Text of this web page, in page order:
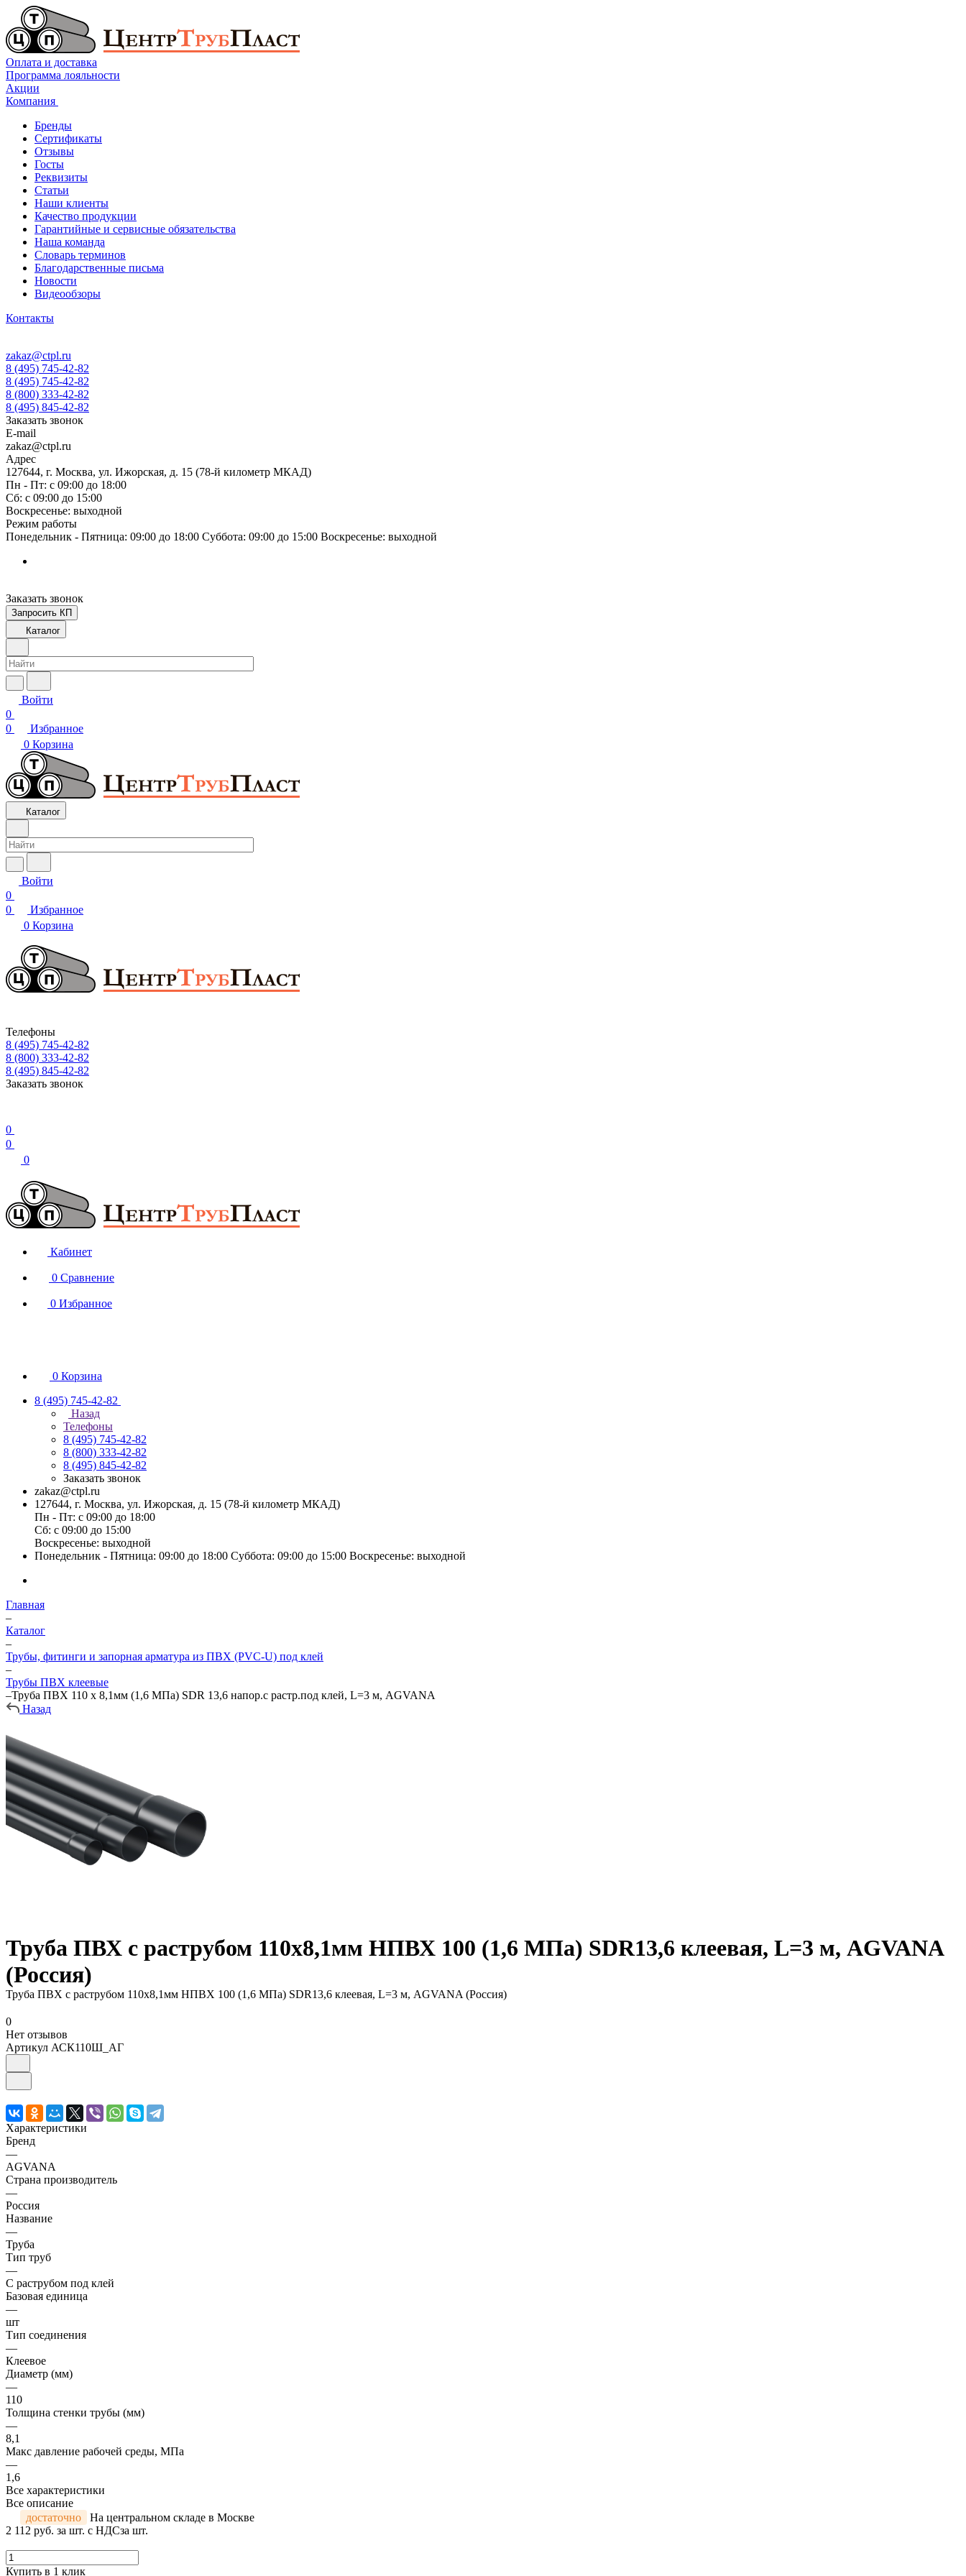
Оплата и доставка
Программа лояльности
Акции
Компания
Бренды
Сертификаты
Отзывы
Госты
Реквизиты
Статьи
Наши клиенты
Качество продукции
Гарантийные и сервисные обязательства
Наша команда
Словарь терминов
Благодарственные письма
Новости
Видеообзоры
Контакты
zakaz@ctpl.ru
8 (495) 745-42-82
8 (495) 745-42-82
8 (800) 333-42-82
8 (495) 845-42-82
Заказать звонок
E-mail
zakaz@ctpl.ru
Адрес
127644, г. Москва, ул. Ижорская, д. 15 (78-й километр МКАД)
Пн - Пт: с 09:00 до 18:00
Сб: с 09:00 до 15:00
Воскресенье: выходной
Режим работы
Понедельник - Пятница: 09:00 до 18:00 Суббота: 09:00 до 15:00 Воскресенье: выходной
Заказать звонок
Запросить КП
Каталог
Войти
0
0
Избранное
0 Корзина
Каталог
Войти
0
0
Избранное
0 Корзина
Телефоны
8 (495) 745-42-82
8 (800) 333-42-82
8 (495) 845-42-82
Заказать звонок
0
0
0
Кабинет
0 Сравнение
0 Избранное
0 Корзина
8 (495) 745-42-82
Назад
Телефоны
8 (495) 745-42-82
8 (800) 333-42-82
8 (495) 845-42-82
Заказать звонок
zakaz@ctpl.ru
127644, г. Москва, ул. Ижорская, д. 15 (78-й километр МКАД)
Пн - Пт: с 09:00 до 18:00
Сб: с 09:00 до 15:00
Воскресенье: выходной
Понедельник - Пятница: 09:00 до 18:00 Суббота: 09:00 до 15:00 Воскресенье: выходной
Главная
–
Каталог
–
Трубы, фитинги и запорная арматура из ПВХ (PVC-U) под клей
–
Трубы ПВХ клеевые
–Труба ПВХ 110 х 8,1мм (1,6 МПа) SDR 13,6 напор.с растр.под клей, L=3 м, AGVANA
Назад
Труба ПВХ с раструбом 110х8,1мм НПВХ 100 (1,6 МПа) SDR13,6 клеевая, L=3 м, AGVANA
(Россия)
Труба ПВХ с раструбом 110х8,1мм НПВХ 100 (1,6 МПа) SDR13,6 клеевая, L=3 м, AGVANA (Россия)
0
Нет отзывов
Артикул АСК110Ш_АГ
Характеристики
Бренд
—
AGVANA
Страна производитель
—
Россия
Название
—
Труба
Тип труб
—
С раструбом под клей
Базовая единица
—
шт
Тип соединения
—
Клеевое
Диаметр (мм)
—
110
Толщина стенки трубы (мм)
—
8,1
Макс давление рабочей среды, МПа
—
1,6
Все характеристики
Все описание
достаточно
На центральном складе в Москве
2 112 руб. за шт. с НДСза шт.
Купить в 1 клик